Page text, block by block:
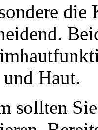
Haut.
sollten